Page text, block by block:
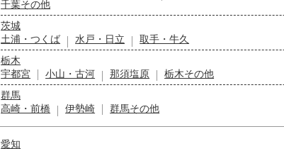
千葉その他
茨城
土浦・つくば
水戸・日立
取手・牛久
栃木
宇都宮
小山・古河 那須塩原
栃木その他
群馬
高崎・前橋
伊勢崎 群馬その他
愛知